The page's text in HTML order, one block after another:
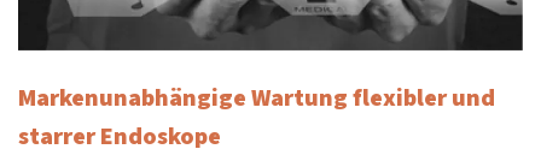
Markenunabhängige Wartung flexibler und
starrer Endoskope